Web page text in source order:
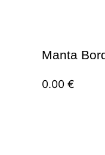
Manta
0.00 €